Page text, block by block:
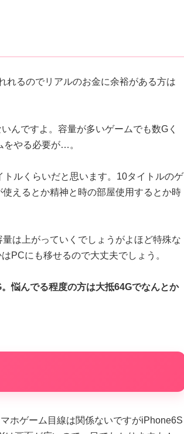
れるのでリアルのお金に余裕がある方は
んですよ。容量が多いゲームでも数Gく
をやる必要が…。
ルくらいだと思います。10タイトルのゲ
えるとか精神と時の部屋使用するとか時
は上がっていくでしょうがよほど特殊な
PCにも移せるので大丈夫でしょう。
悩んでる程度の方は大抵64Gでなんとか
ホゲーム目線は関係ないですがiPhone6S